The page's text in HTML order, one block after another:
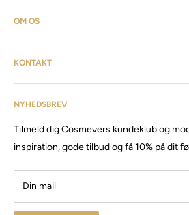
OM OS
Cosmevers er et kosmetisk univers.
finde alt fra frisørartikler, barberudstyr,
inventar & listen fortsætter. Cosmevers
har siden da solgt produkter og maskiner,
Besøg vores store butik / showroom i
NYHEDSBREV
Tilmeld dig Cosmevers kundeklub og
inspiration, gode tilbud og få 10% på dit
Din mail
KONTAKT
Kundeservice: tlf:26 20 40 76
CVR:41 50 56 21